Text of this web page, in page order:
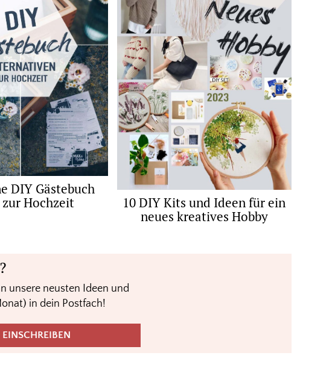
DIY Gästebuch
Hochzeit
10 DIY Kits und Ideen für ein
neues kreatives Hobby
unsere neusten Ideen und
in dein Postfach!